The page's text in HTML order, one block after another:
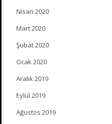
Nisan 2020
Mart 2020
Şubat 2020
Ocak 2020
Aralık 2019
Eylül 2019
Ağustos 2019